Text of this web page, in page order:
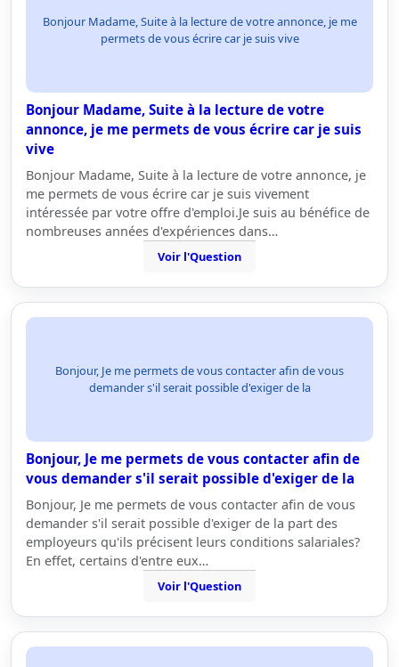
Bonjour Madame, Suite à la lecture de votre annonce, je me
permets de vous écrire car je suis vive
Bonjour Madame, Suite à la lecture de votre
annonce, je me permets de vous écrire car je suis
vive
Bonjour Madame, Suite à la lecture de votre annonce, je
me permets de vous écrire car je suis vivement
intéressée par votre offre d'emploi.Je suis au bénéfice de
nombreuses années d'expériences dans…
Voir l'Question
Bonjour, Je me permets de vous contacter afin de vous
demander s'il serait possible d'exiger de la
Bonjour, Je me permets de vous contacter afin de
vous demander s'il serait possible d'exiger de la
Bonjour, Je me permets de vous contacter afin de vous
demander s'il serait possible d'exiger de la part des
employeurs qu'ils précisent leurs conditions salariales?
En effet, certains d'entre eux…
Voir l'Question